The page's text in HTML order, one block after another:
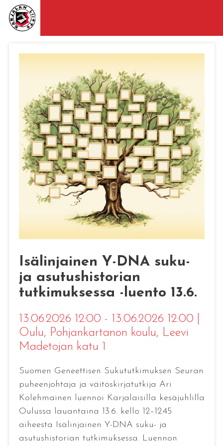
Isälinjainen Y-DNA suku-
ja asutushistorian
tutkimuksessa -luento 13.6.
13.06.2026 12:00 - 13.06.2026 12:00
Oulu, Pohjankartanon koulu, Leevi
Madetojan katu 1
Suomen Geneettisen Sukututkimuksen Seuran
puheenjohtaja ja väitöskirjatutkija Ari
Kolehmainen luennoi Karjalaisilla kesäjuhlilla
Oulussa lauantaina 13.6. kello 12–12.45
aiheesta Isälinjainen Y-DNA suku- ja
asutushistorian tutkimuksessa. Luennon